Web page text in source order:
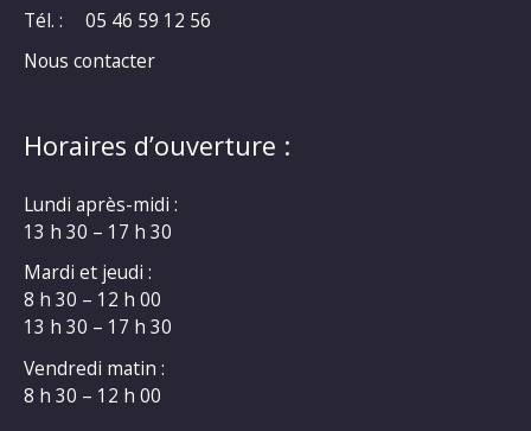
Tél. :
05 46 59 12 56
Nous contacter
Horaires d’ouverture :
Lundi après-midi :
13 h 30 – 17 h 30
Mardi et jeudi :
8 h 30 – 12 h 00
13 h 30 – 17 h 30
Vendredi matin :
8 h 30 – 12 h 00